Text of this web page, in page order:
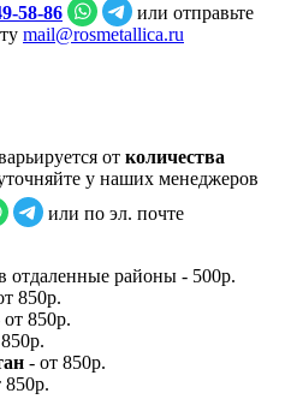
или отправьте
mail@rosmetallica.ru
от количества
у наших менеджеров
или по эл. почте
отдаленные районы - 500р.
850р.
от 850р.
- от 850р.
850р.